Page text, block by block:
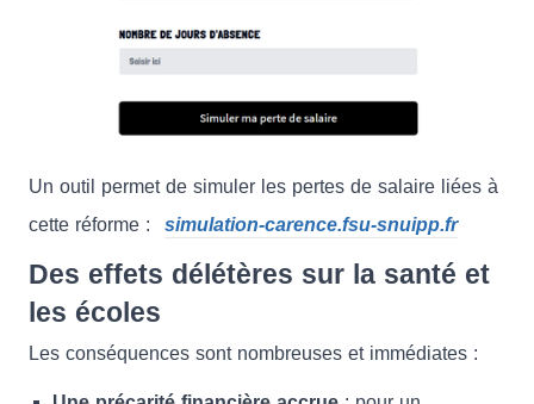
Un outil permet de simuler les pertes de salaire liées à
cette réforme :
simulation-carence.fsu-snuipp.fr
Des effets délétères sur la santé et
les écoles
Les conséquences sont nombreuses et immédiates :